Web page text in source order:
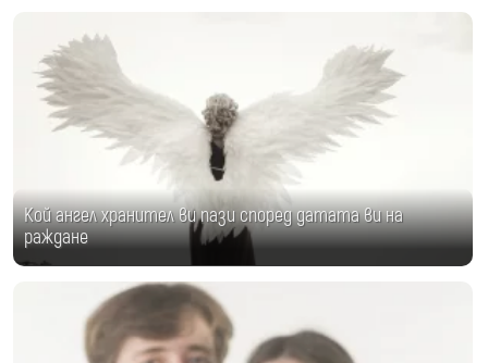
Кой ангел хранител ви пази според датата ви на
раждане